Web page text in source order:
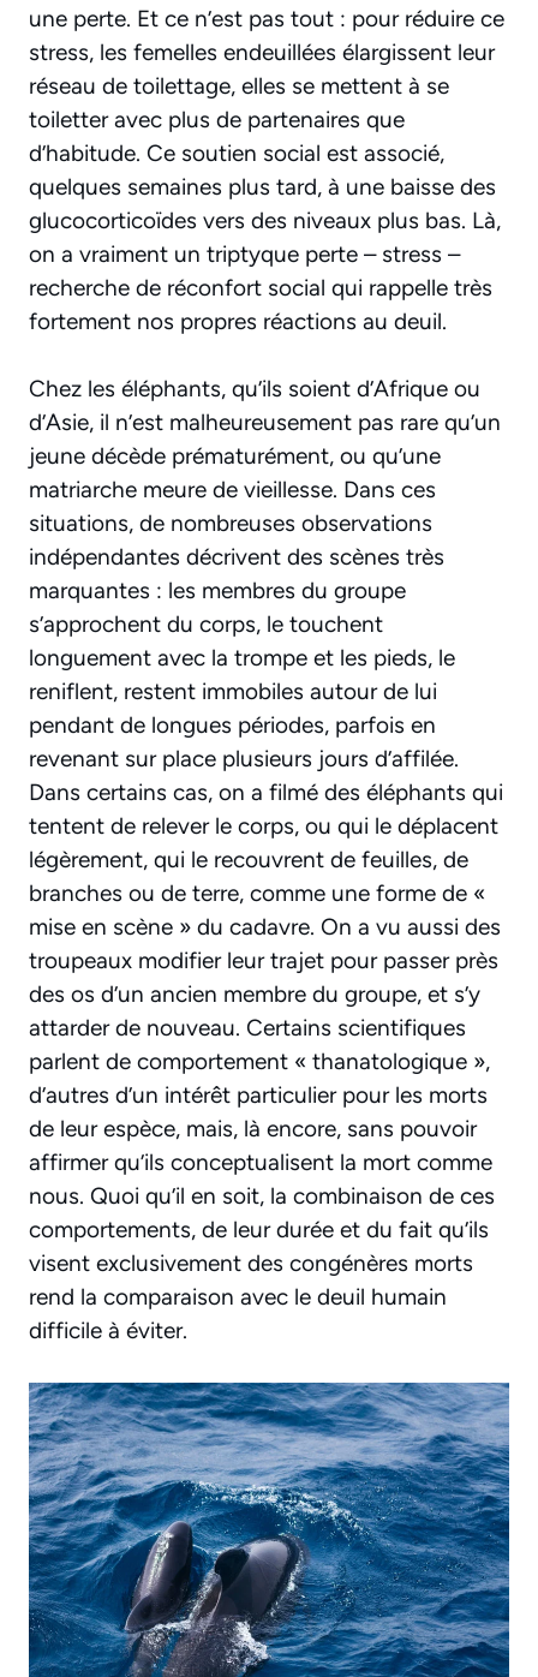
une perte. Et ce n’est pas tout : pour réduire ce
stress, les femelles endeuillées élargissent leur
réseau de toilettage, elles se mettent à se
toiletter avec plus de partenaires que
d’habitude. Ce soutien social est associé,
quelques semaines plus tard, à une baisse des
glucocorticoïdes vers des niveaux plus bas. Là,
on a vraiment un triptyque perte – stress –
recherche de réconfort social qui rappelle très
fortement nos propres réactions au deuil.
Chez les éléphants, qu’ils soient d’Afrique ou
d’Asie, il n’est malheureusement pas rare qu’un
jeune décède prématurément, ou qu’une
matriarche meure de vieillesse. Dans ces
situations, de nombreuses observations
indépendantes décrivent des scènes très
marquantes : les membres du groupe
s’approchent du corps, le touchent
longuement avec la trompe et les pieds, le
reniflent, restent immobiles autour de lui
pendant de longues périodes, parfois en
revenant sur place plusieurs jours d’affilée.
Dans certains cas, on a filmé des éléphants qui
tentent de relever le corps, ou qui le déplacent
légèrement, qui le recouvrent de feuilles, de
branches ou de terre, comme une forme de «
mise en scène » du cadavre. On a vu aussi des
troupeaux modifier leur trajet pour passer près
des os d’un ancien membre du groupe, et s’y
attarder de nouveau. Certains scientifiques
parlent de comportement « thanatologique »,
d’autres d’un intérêt particulier pour les morts
de leur espèce, mais, là encore, sans pouvoir
affirmer qu’ils conceptualisent la mort comme
nous. Quoi qu’il en soit, la combinaison de ces
comportements, de leur durée et du fait qu’ils
visent exclusivement des congénères morts
rend la comparaison avec le deuil humain
difficile à éviter.